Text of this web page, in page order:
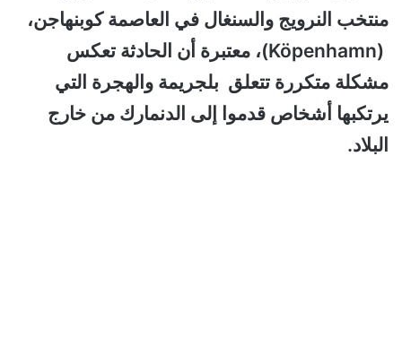
منتخب النرويج والسنغال في العاصمة كوبنهاجن،
(Köpenhamn)، معتبرة أن الحادثة تعكس
مشكلة متكررة تتعلق بلجريمة والهجرة التي
يرتكبها أشخاص قدموا إلى الدنمارك من خارج
البلاد.